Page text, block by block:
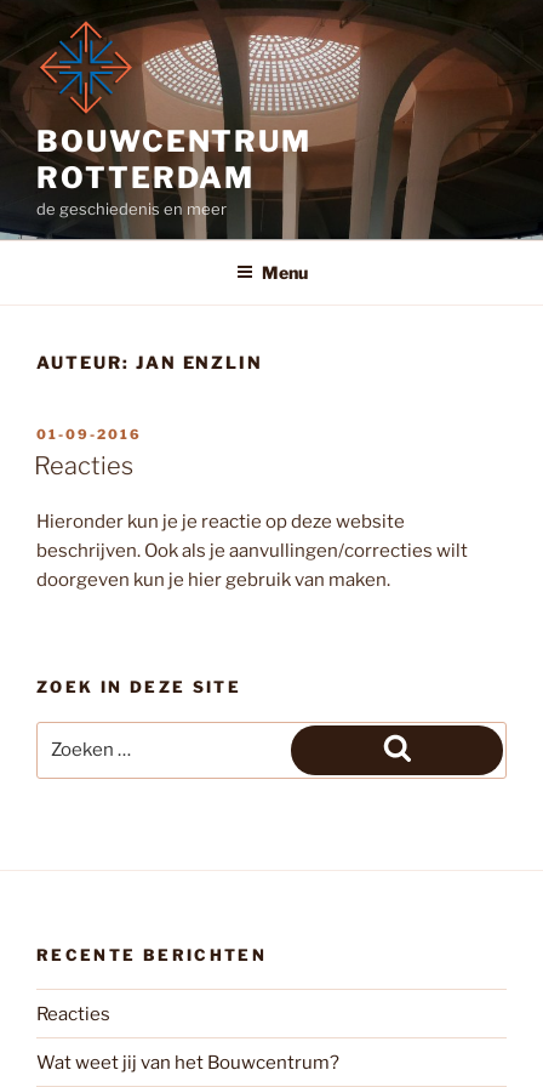
naar
de
inhoud
BOUWCENTRUM
ROTTERDAM
de geschiedenis en meer
Menu
AUTEUR: JAN ENZLIN
GEPLAATST
OP
01-09-2016
Reacties
Hieronder kun je je reactie op deze website
beschrijven. Ook als je aanvullingen/correcties wilt
doorgeven kun je hier gebruik van maken.
ZOEK IN DEZE SITE
naar:
RECENTE BERICHTEN
Reacties
Wat weet jij van het Bouwcentrum?